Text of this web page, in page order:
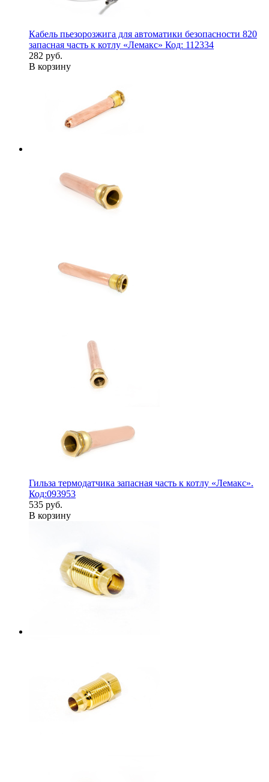
Кабель пьезорозжига для автоматики безопасности 820
запасная часть к котлу «Лемакс» Код: 112334
282 руб.
В корзину
Гильза термодатчика запасная часть к котлу «Лемакс».
Код:093953
535 руб.
В корзину